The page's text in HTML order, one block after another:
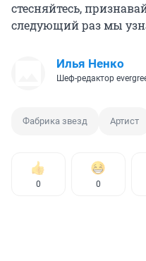
стесняйтесь,
следующий раз мы
Илья Ненко
Шеф-редактор
Фабрика звезд Артист
0 0